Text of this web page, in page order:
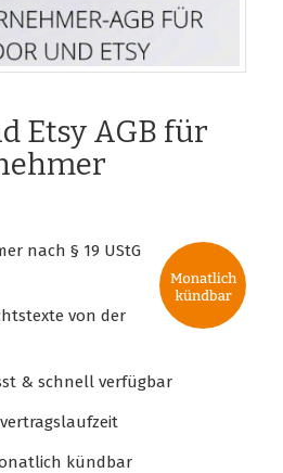
Etsy AGB für
nach § 19 UStG
von der
& schnell verfügbar
kündbar